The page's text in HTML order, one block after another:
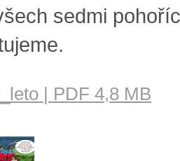
sedmi
| PDF 4,8 MB